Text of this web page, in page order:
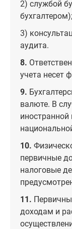
2) службой
бухгалтером);
3)
аудита.
8.
учета несет
9.
валюте. В
иностранной
10.
первичные
налоговые
11.
доходам и